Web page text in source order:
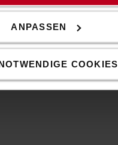
ANPASSEN
COOKIES